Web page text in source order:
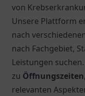
von
Unsere Plattform
nach
nach Fachgebiet,
Leistungen
zu Öffnungszeiten,
relevanten